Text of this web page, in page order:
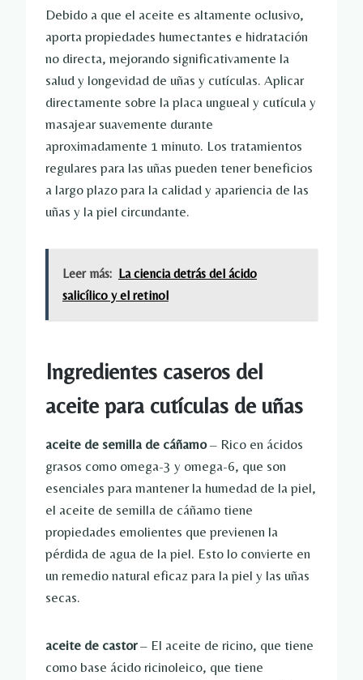
Debido a que el aceite es altamente oclusivo,
aporta propiedades humectantes e hidratación
no directa, mejorando significativamente la
salud y longevidad de uñas y cutículas. Aplicar
directamente sobre la placa ungueal y cutícula y
masajear suavemente durante
aproximadamente 1 minuto. Los tratamientos
regulares para las uñas pueden tener beneficios
a largo plazo para la calidad y apariencia de las
uñas y la piel circundante.
Leer más: La ciencia detrás del ácido
salicílico y el retinol
Ingredientes caseros del
aceite para cutículas de uñas
aceite de semilla de cáñamo– Rico en ácidos
grasos como omega-3 y omega-6, que son
esenciales para mantener la humedad de la piel,
el aceite de semilla de cáñamo tiene
propiedades emolientes que previenen la
pérdida de agua de la piel. Esto lo convierte en
un remedio natural eficaz para la piel y las uñas
secas.
aceite de castor– El aceite de ricino, que tiene
como base ácido ricinoleico, que tiene